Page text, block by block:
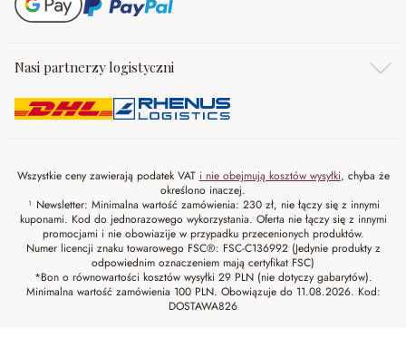
Nasi partnerzy logistyczni
Wszystkie ceny zawierają podatek VAT i nie obejmują kosztów wysyłki, chyba że
określono inaczej.
¹ Newsletter: Minimalna wartość zamówienia: 230 zł, nie łączy się z innymi
kuponami. Kod do jednorazowego wykorzystania. Oferta nie łączy się z innymi
promocjami i nie obowiazije w przypadku przecenionych produktów.
Numer licencji znaku towarowego FSC®: FSC-C136992 (Jedynie produkty z
odpowiednim oznaczeniem mają certyfikat FSC)
*Bon o równowartości kosztów wysyłki 29 PLN (nie dotyczy gabarytów).
Minimalna wartość zamówienia 100 PLN. Obowiązuje do 11.08.2026. Kod:
DOSTAWA826